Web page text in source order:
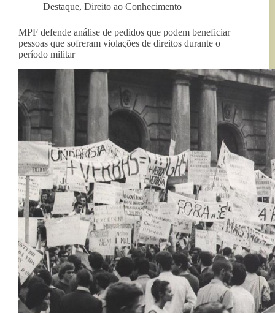
Destaque, Direito ao Conhecimento
MPF defende análise de pedidos que podem beneficiar
pessoas que sofreram violações de direitos durante o
período militar